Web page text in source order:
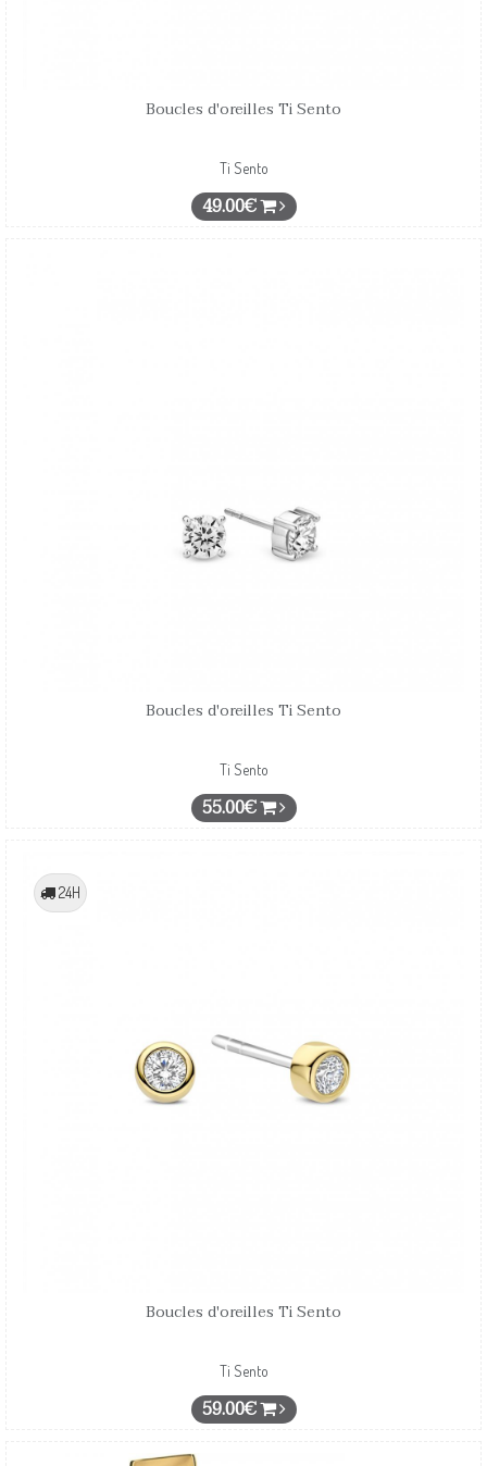
Boucles d'oreilles Ti Sento
Ti Sento
49.00€
Boucles d'oreilles Ti Sento
Ti Sento
55.00€
24H
Boucles d'oreilles Ti Sento
Ti Sento
59.00€